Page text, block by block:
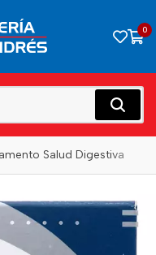
0
Salud Digestiva